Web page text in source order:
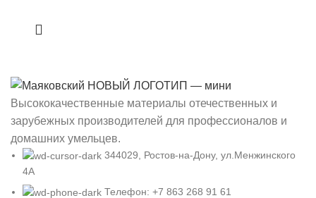
Высококачественные материалы отечественных и
зарубежных производителей для профессионалов и
домашних умельцев.
344029, Ростов-на-Дону, ул.Менжинского
4А
Телефон: +7 863 268 91 61